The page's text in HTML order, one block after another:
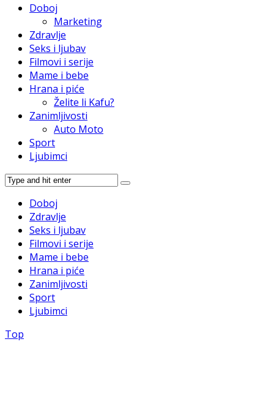
Doboj
Marketing
Zdravlje
Seks i ljubav
Filmovi i serije
Mame i bebe
Hrana i piće
Želite li Kafu?
Zanimljivosti
Auto Moto
Sport
Ljubimci
Doboj
Zdravlje
Seks i ljubav
Filmovi i serije
Mame i bebe
Hrana i piće
Zanimljivosti
Sport
Ljubimci
Top